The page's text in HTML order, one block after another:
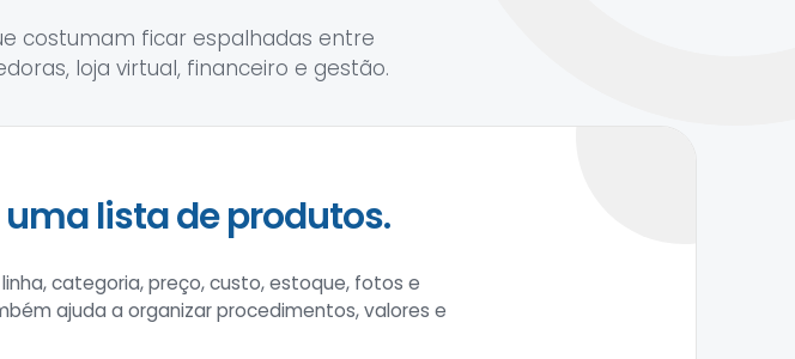
costumam ficar espalhadas entre
loja virtual, financeiro e gestão.
lista de produtos.
categoria, preço, custo, estoque, fotos e
ajuda a organizar procedimentos, valores e